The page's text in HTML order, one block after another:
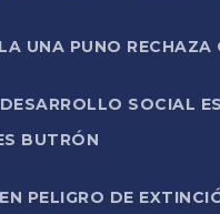
UNA PUNO
SOCIAL
BUTRÓN
PELIGRO DE